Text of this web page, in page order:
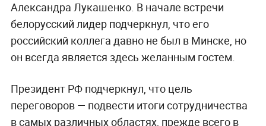
Александра Лукашенко. В начале встречи
белорусский лидер подчеркнул, что его
российский коллега давно не был в Минске, но
он всегда является здесь желанным гостем.
Президент РФ подчеркнул, что цель
переговоров — подвести итоги сотрудничества
в самых различных областях, прежде всего в